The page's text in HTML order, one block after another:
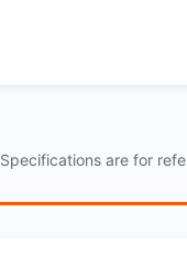
Specifications are for